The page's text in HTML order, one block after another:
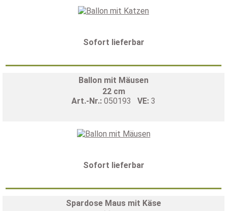
Sofort lieferbar
Ballon mit Mäusen
22 cm
Art.-Nr.: 050193 VE: 3
Sofort lieferbar
Spardose Maus mit Käse